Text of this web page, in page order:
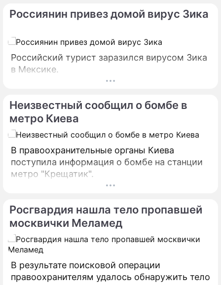
Россиянин привез домой вирус Зика
Российский турист заразился вирусом Зика
в Мексике.
Неизвестный сообщил о бомбе в
метро Киева
В правоохранительные органы Киева
поступила информация о бомбе на станции
метро "Крещатик".
Росгвардия нашла тело пропавшей
москвички Меламед
В результате поисковой операции
правоохранителям удалось обнаружить тело